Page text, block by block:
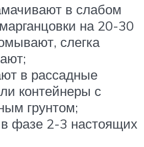
в слабом
на 20-30
слегка
в рассадные
контейнеры с
грунтом;
фазе 2-3 настоящих